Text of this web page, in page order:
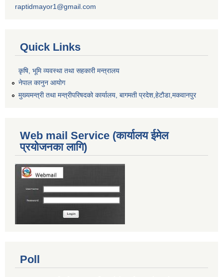
raptidmayor1@gmail.com
Quick Links
कृषि, भूमि व्यवस्था तथा सहकारी मन्त्रालय
नेपाल कानुन आयोग
मुख्यमन्त्री तथा मन्त्रीपरिषदको कार्यालय, बागमती प्रदेश,हेटाैडा,मकवानपुर
Web mail Service (कार्यालय ईमेल
प्रयोजनका लागि)
Poll